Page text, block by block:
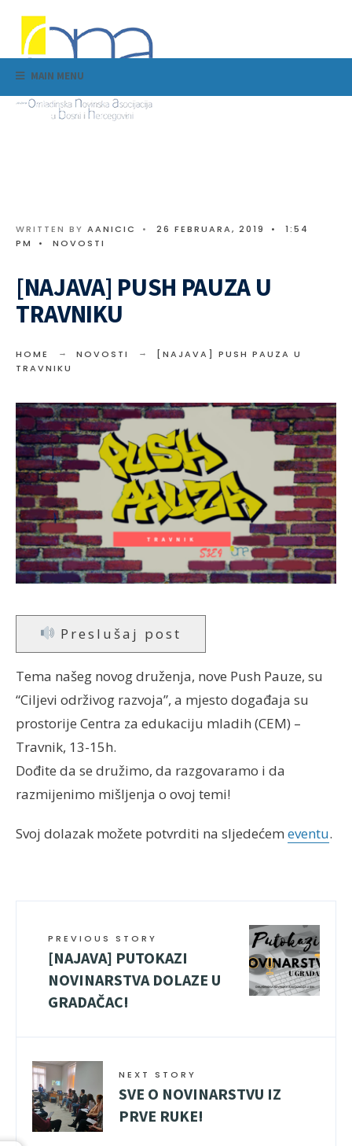
MAIN MENU
WRITTEN BY AANICIC • 26 FEBRUARA, 2019 •
1:54
PM
• NOVOSTI
[NAJAVA] PUSH PAUZA U
TRAVNIKU
HOME NOVOSTI
[NAJAVA] PUSH PAUZA U
TRAVNIKU
Preslušaj post
Tema našeg novog druženja, nove Push Pauze, su
“Ciljevi održivog razvoja”, a mjesto događaja su
prostorije Centra za edukaciju mladih (CEM) –
Travnik, 13-15h.
Dođite da se družimo, da razgovaramo i da
razmijenimo mišljenja o ovoj temi!
Svoj dolazak možete potvrditi na sljedećem eventu.
PREVIOUS STORY
[NAJAVA] PUTOKAZI
NOVINARSTVA DOLAZE U
GRADAČAC!
NEXT STORY
SVE O NOVINARSTVU IZ
PRVE RUKE!